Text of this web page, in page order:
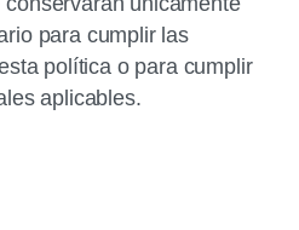
para cumplir las
política o para cumplir
aplicables.